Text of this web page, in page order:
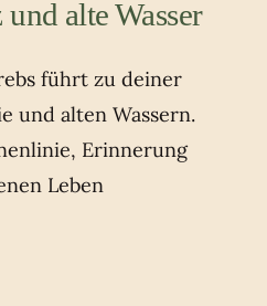
alte Wasser
führt zu deiner
und alten Wassern.
Erinnerung
Leben